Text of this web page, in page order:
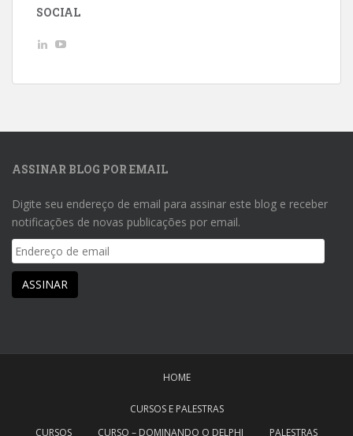
SOCIAL
Ver
AndreLuizGoncalvesdeMacedo
UCwpSFhHjbxJeKkuvp0uJd7Q
ASSINAR BLOG POR EMAIL
Digite seu endereço de email para assinar este blog e receber
notificações de novas publicações por email.
Endereço
de
email
ASSINAR
HOME
CURSOS E PALESTRAS
CURSOS
CURSO – DOMINANDO O DELPHI PALESTRAS